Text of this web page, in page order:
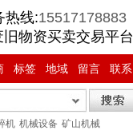
热线:15517178883
物资买卖交易平台
标签 地域 留言 联系
机 机械设备 矿山机械